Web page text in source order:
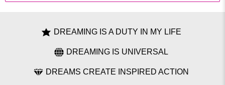
DREAMING IS A DUTY IN MY LIFE
DREAMING IS UNIVERSAL
DREAMS CREATE INSPIRED ACTION